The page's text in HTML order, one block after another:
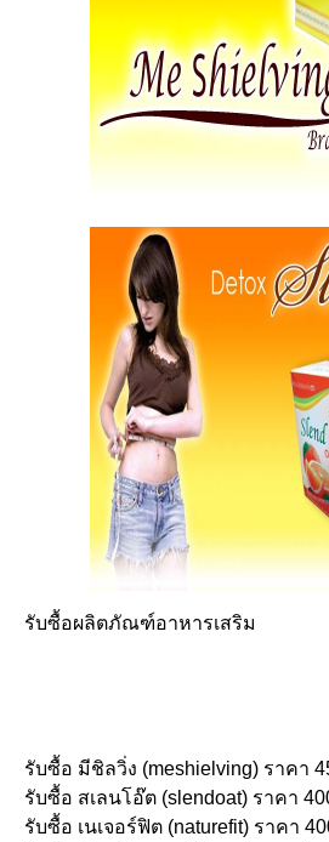
รับซื้อผลิตภัณฑ์อาหารเสริม
รับซื้อ มีชิลวิ่ง (meshielving) ราคา
รับซื้อ สเลนโอ๊ต (slendoat) ราคา
รับซื้อ เนเจอร์ฟิต (naturefit) ราคา